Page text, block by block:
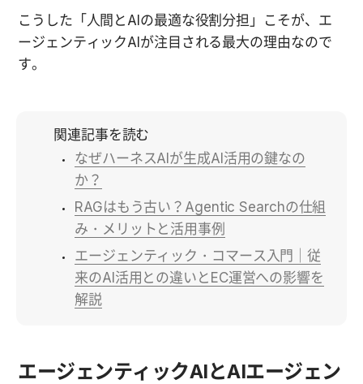
こうした「人間とAIの最適な役割分担」こそが、エ
ージェンティックAIが注目される最大の理由なので
す。
関連記事を読む
なぜハーネスAIが生成AI活用の鍵なの
か？
RAGはもう古い？Agentic Searchの仕組
み・メリットと活用事例
エージェンティック・コマース入門｜従
来のAI活用との違いとEC運営への影響を
解説
エージェンティックAIとAIエージェン